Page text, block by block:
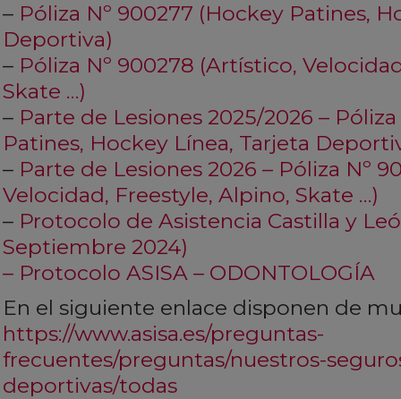
– Póliza Nº 900277 (Hockey Patines,
Deportiva)
– Póliza Nº 900278 (Artístico,
Skate …)
– Parte de Lesiones 2025/2026 –
Patines, Hockey Línea, Tarjeta
– Parte de Lesiones 2026 – Póliza Nº
Velocidad, Freestyle, Alpino, Skate …)
– Protocolo de Asistencia Castilla y
Septiembre 2024)
– Protocolo ASISA – ODONTOLOGÍA
En el siguiente enlace disponen de
https://www.asisa.es/preguntas-
frecuentes/preguntas/nuestros-
deportivas/todas